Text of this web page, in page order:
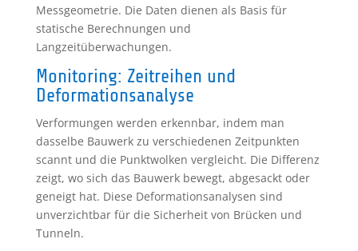
Messgeometrie. Die Daten dienen als Basis für
statische Berechnungen und
Langzeitüberwachungen.
Monitoring: Zeitreihen und
Deformationsanalyse
Verformungen werden erkennbar, indem man
dasselbe Bauwerk zu verschiedenen Zeitpunkten
scannt und die Punktwolken vergleicht. Die Differenz
zeigt, wo sich das Bauwerk bewegt, abgesackt oder
geneigt hat. Diese Deformationsanalysen sind
unverzichtbar für die Sicherheit von Brücken und
Tunneln.